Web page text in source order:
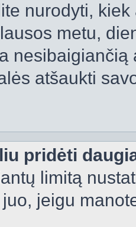
nurodyti,
metu,
atšaukti
pridėti
limitą
jeigu